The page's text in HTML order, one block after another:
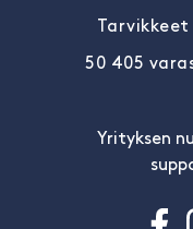
50 405
Yrityksen